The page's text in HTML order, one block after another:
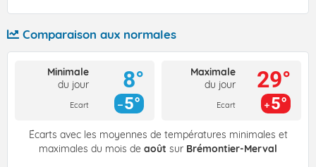
Comparaison aux normales
Minimale
du jour
Ecart
8°
5°
Maximale
du jour
Ecart
29°
5°
Écarts avec les moyennes de températures minimales et
maximales du mois de août sur Brémontier-Merval